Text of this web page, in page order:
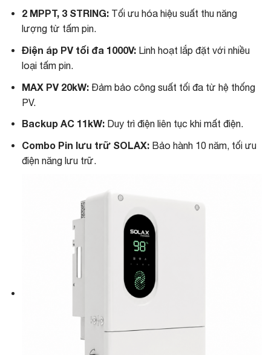
2 MPPT, 3 STRING:Tối ưu hóa hiệu suất thu năng
lượng từ tấm pin.
Điện áp PV tối đa 1000V:Linh hoạt lắp đặt với nhiều
loại tấm pin.
MAX PV 20kW:Đảm bảo công suất tối đa từ hệ thống
PV.
Backup AC 11kW:Duy trì điện liên tục khi mất điện.
Combo Pin lưu trữ SOLAX:Bảo hành 10 năm, tối ưu
điện năng lưu trữ.